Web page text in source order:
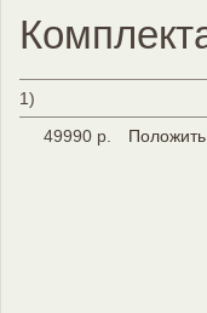
1)
49990 р.